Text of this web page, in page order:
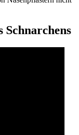
Schnarchens